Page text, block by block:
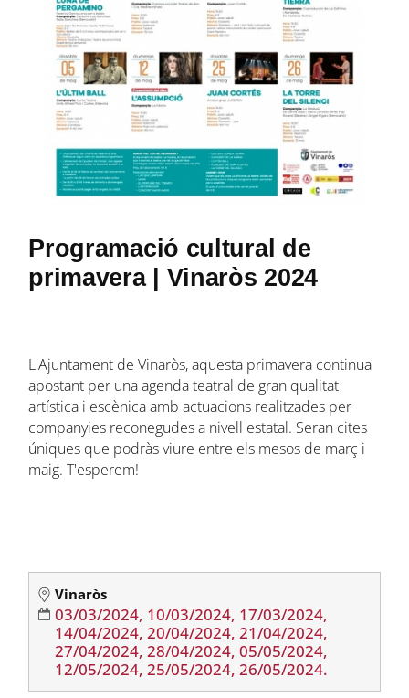
Programació cultural de
primavera | Vinaròs 2024
L'Ajuntament de Vinaròs, aquesta primavera continua
apostant per una agenda teatral de gran qualitat
artística i escènica amb actuacions realitzades per
companyies reconegudes a nivell estatal. Seran cites
úniques que podràs viure entre els mesos de març i
maig. T'esperem!
Vinaròs
03/03/2024, 10/03/2024, 17/03/2024,
14/04/2024, 20/04/2024, 21/04/2024,
27/04/2024, 28/04/2024, 05/05/2024,
12/05/2024, 25/05/2024, 26/05/2024.